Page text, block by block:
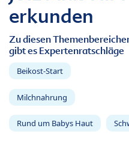
erkunden
Zu diesen
gibt es Expertenratschläge
Beikost-Start
Milchnahrung
Rund um Babys Haut